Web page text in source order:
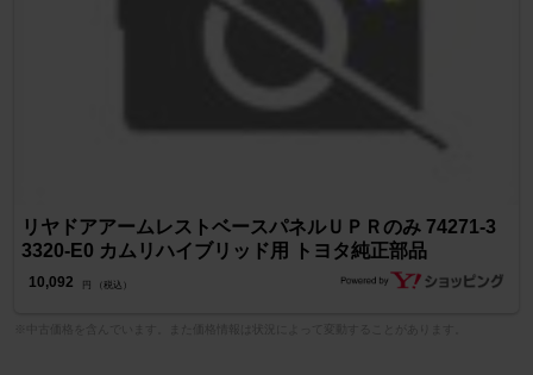
リヤドアアームレストベースパネルＵＰＲのみ 74271-3
3320-E0 カムリハイブリッド用 トヨタ純正部品
10,092 円 （税込）